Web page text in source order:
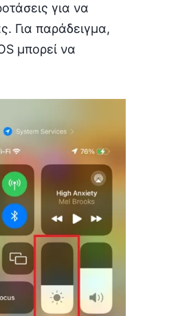
για να
Για παράδειγμα,
μπορεί να